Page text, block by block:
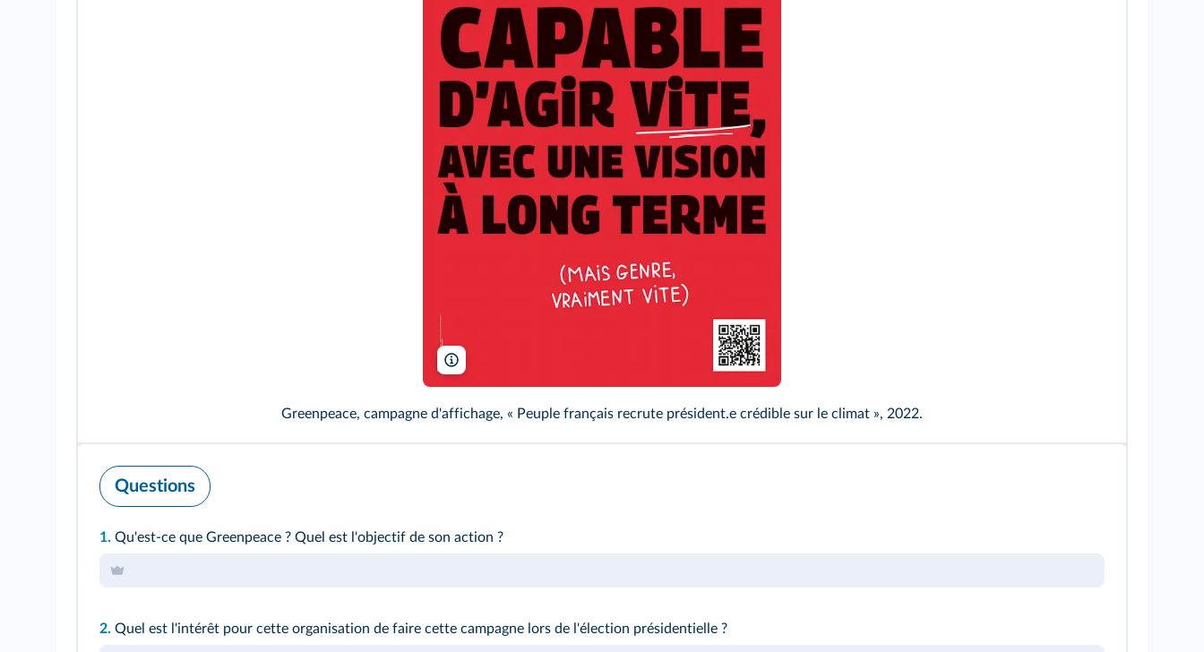
Greenpeace, campagne d'affichage, « Peuple français recrute président.e crédible sur le climat », 2022.
Questions
1. Qu'est-ce que Greenpeace ? Quel est l'objectif de son action ?
2. Quel est l'intérêt pour cette organisation de faire cette campagne lors de l'élection présidentielle ?